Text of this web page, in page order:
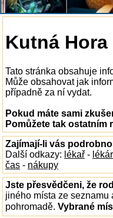
Kutná
Tato stránka obsahuje
Může obsahovat jak
případně za ní vydat.
Pokud máte sami
Pomůžete tak ostatním
Zajímají-li vás
Další odkazy: lékař -
čas - nákupy
Jste přesvědčeni, že
jiného místa ze seznamu
pohromadě. Vybrané